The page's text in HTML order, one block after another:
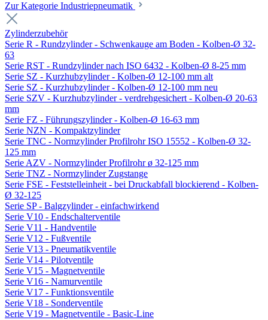
Zur Kategorie Industriepneumatik
Zylinderzubehör
Serie R - Rundzylinder - Schwenkauge am Boden - Kolben-Ø 32-
63
Serie RST - Rundzylinder nach ISO 6432 - Kolben-Ø 8-25 mm
Serie SZ - Kurzhubzylinder - Kolben-Ø 12-100 mm alt
Serie SZ - Kurzhubzylinder - Kolben-Ø 12-100 mm neu
Serie SZV - Kurzhubzylinder - verdrehgesichert - Kolben-Ø 20-63
mm
Serie FZ - Führungszylinder - Kolben-Ø 16-63 mm
Serie NZN - Kompaktzylinder
Serie TNC - Normzylinder Profilrohr ISO 15552 - Kolben-Ø 32-
125 mm
Serie AZV - Normzylinder Profilrohr ø 32-125 mm
Serie TNZ - Normzylinder Zugstange
Serie FSE - Feststelleinheit - bei Druckabfall blockierend - Kolben-
Ø 32-125
Serie SP - Balgzylinder - einfachwirkend
Serie V10 - Endschalterventile
Serie V11 - Handventile
Serie V12 - Fußventile
Serie V13 - Pneumatikventile
Serie V14 - Pilotventile
Serie V15 - Magnetventile
Serie V16 - Namurventile
Serie V17 - Funktionsventile
Serie V18 - Sonderventile
Serie V19 - Magnetventile - Basic-Line